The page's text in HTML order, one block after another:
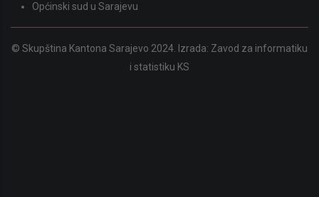
Općinski sud u Sarajevu
© Skupština Kantona Sarajevo 2024. Izrada: Zavod za informatiku
i statistiku KS